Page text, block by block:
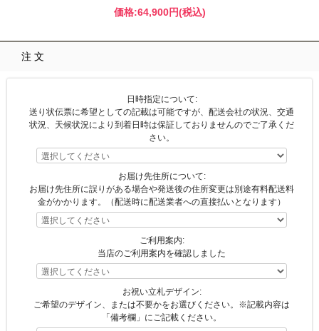
価格:64,900円(税込)
注文
日時指定について:
送り状伝票に希望としての記載は可能ですが、配送会社の状況、交通
状況、天候状況により到着日時は保証しておりませんのでご了承くだ
さい。
お届け先住所について:
お届け先住所に誤りがある場合や発送後の住所変更は別途有料配送料
金がかかります。（配送時に配送業者への直接払いとなります）
ご利用案内:
当店のご利用案内を確認しました
お祝い立札デザイン:
ご希望のデザイン、または不要かをお選びください。※記載内容は
「備考欄」にご記載ください。